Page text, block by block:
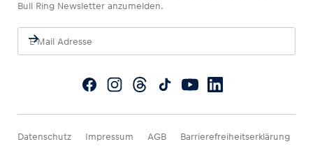
Bull Ring Newsletter anzumelden.
Datenschutz Impressum AGB Barrierefreiheitserklärung